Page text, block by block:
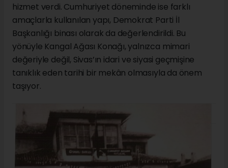
hizmet verdi. Cumhuriyet döneminde ise farklı
amaçlarla kullanılan yapı, Demokrat Parti İl
Başkanlığı binası olarak da değerlendirildi. Bu
yönüyle Kangal Ağası Konağı, yalnızca mimari
değeriyle değil, Sivas’ın idari ve siyasi geçmişine
tanıklık eden tarihi bir mekân olmasıyla da önem
taşıyor.